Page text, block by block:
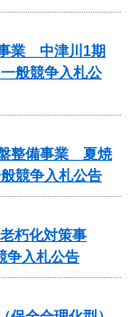
事業 中津川1期
般競争入札公
盤整備事業 夏焼
競争入札公告
朽化対策事
争入札公告